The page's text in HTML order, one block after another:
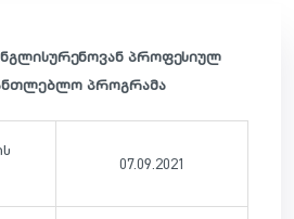
პროფესიულ
პროგრამა
07.09.2021